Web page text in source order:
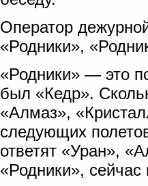
Оператор
«Родники»,
«Родники» — это
был «Кедр».
«Алмаз»,
следующих
ответят «Уран»,
«Родники»,